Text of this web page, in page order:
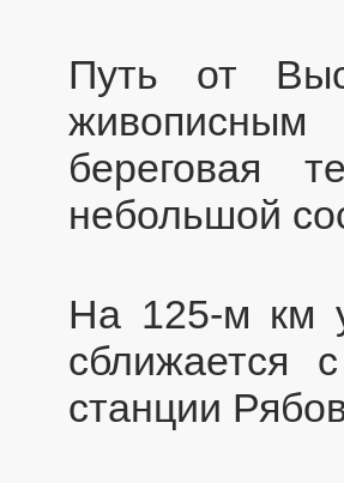
Путь от
береговая
небольшой
На 125-м км
сближается
станции